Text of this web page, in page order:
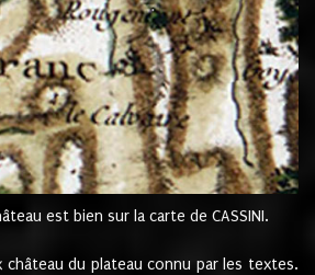
est bien sur la carte de CASSINI.
château du plateau connu par les textes.